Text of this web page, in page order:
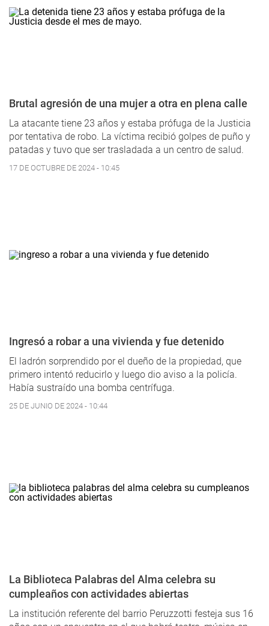
Brutal agresión de una mujer a otra en plena calle
La atacante tiene 23 años y estaba prófuga de la Justicia
por tentativa de robo. La víctima recibió golpes de puño y
patadas y tuvo que ser trasladada a un centro de salud.
17 DE OCTUBRE DE 2024 - 10:45
Ingresó a robar a una vivienda y fue detenido
El ladrón sorprendido por el dueño de la propiedad, que
primero intentó reducirlo y luego dio aviso a la policía.
Había sustraído una bomba centrífuga.
25 DE JUNIO DE 2024 - 10:44
La Biblioteca Palabras del Alma celebra su
cumpleaños con actividades abiertas
La institución referente del barrio Peruzzotti festeja sus 16